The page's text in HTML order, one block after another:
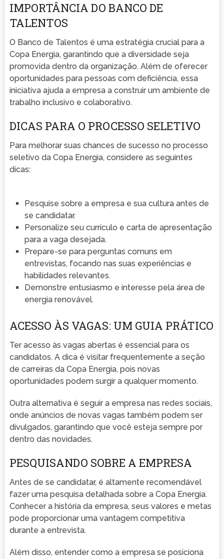
IMPORTÂNCIA DO BANCO DE
TALENTOS
O Banco de Talentos é uma estratégia crucial para a
Copa Energia, garantindo que a diversidade seja
promovida dentro da organização. Além de oferecer
oportunidades para pessoas com deficiência, essa
iniciativa ajuda a empresa a construir um ambiente de
trabalho inclusivo e colaborativo.
DICAS PARA O PROCESSO SELETIVO
Para melhorar suas chances de sucesso no processo
seletivo da Copa Energia, considere as seguintes
dicas:
Pesquise sobre a empresa e sua cultura antes de
se candidatar.
Personalize seu currículo e carta de apresentação
para a vaga desejada.
Prepare-se para perguntas comuns em
entrevistas, focando nas suas experiências e
habilidades relevantes.
Demonstre entusiasmo e interesse pela área de
energia renovável.
ACESSO ÀS VAGAS: UM GUIA PRÁTICO
Ter acesso às vagas abertas é essencial para os
candidatos. A dica é visitar frequentemente a seção
de carreiras da Copa Energia, pois novas
oportunidades podem surgir a qualquer momento.
Outra alternativa é seguir a empresa nas redes sociais,
onde anúncios de novas vagas também podem ser
divulgados, garantindo que você esteja sempre por
dentro das novidades.
PESQUISANDO SOBRE A EMPRESA
Antes de se candidatar, é altamente recomendável
fazer uma pesquisa detalhada sobre a Copa Energia.
Conhecer a história da empresa, seus valores e metas
pode proporcionar uma vantagem competitiva
durante a entrevista.
Além disso, entender como a empresa se posiciona